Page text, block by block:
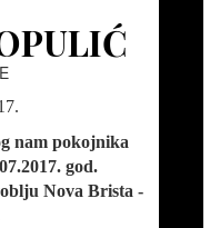
nam pokojnika
god.
Nova Brista -